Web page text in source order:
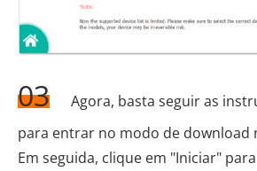
03
Agora, basta seguir as
para entrar no modo de download
Em seguida, clique em "Iniciar"